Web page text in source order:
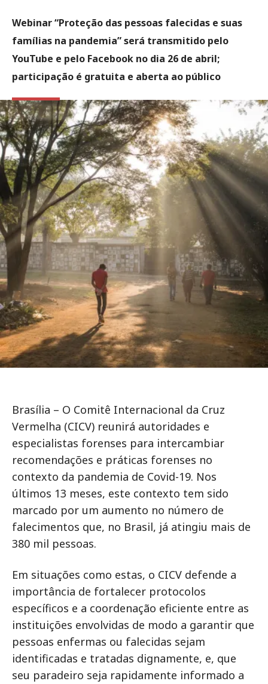
Webinar “Proteção das pessoas falecidas e suas
famílias na pandemia” será transmitido pelo
YouTube e pelo Facebook no dia 26 de abril;
participação é gratuita e aberta ao público
Brasília – O Comitê Internacional da Cruz
Vermelha (CICV) reunirá autoridades e
especialistas forenses para intercambiar
recomendações e práticas forenses no
contexto da pandemia de Covid-19. Nos
últimos 13 meses, este contexto tem sido
marcado por um aumento no número de
falecimentos que, no Brasil, já atingiu mais de
380 mil pessoas.
Em situações como estas, o CICV defende a
importância de fortalecer protocolos
específicos e a coordenação eficiente entre as
instituições envolvidas de modo a garantir que
pessoas enfermas ou falecidas sejam
identificadas e tratadas dignamente, e, que
seu paradeiro seja rapidamente informado a